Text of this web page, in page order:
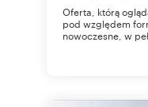
Oferta, którą
pod względem
nowoczesne, w